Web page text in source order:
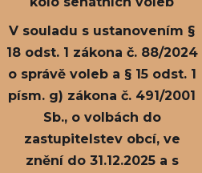
V souladu s ustanovením §
18 odst. 1 zákona č. 88/2024
o správě voleb a § 15 odst. 1
písm. g) zákona č. 491/2001
Sb., o volbách do
zastupitelstev obcí, ve
znění do 31.12.2025 a s